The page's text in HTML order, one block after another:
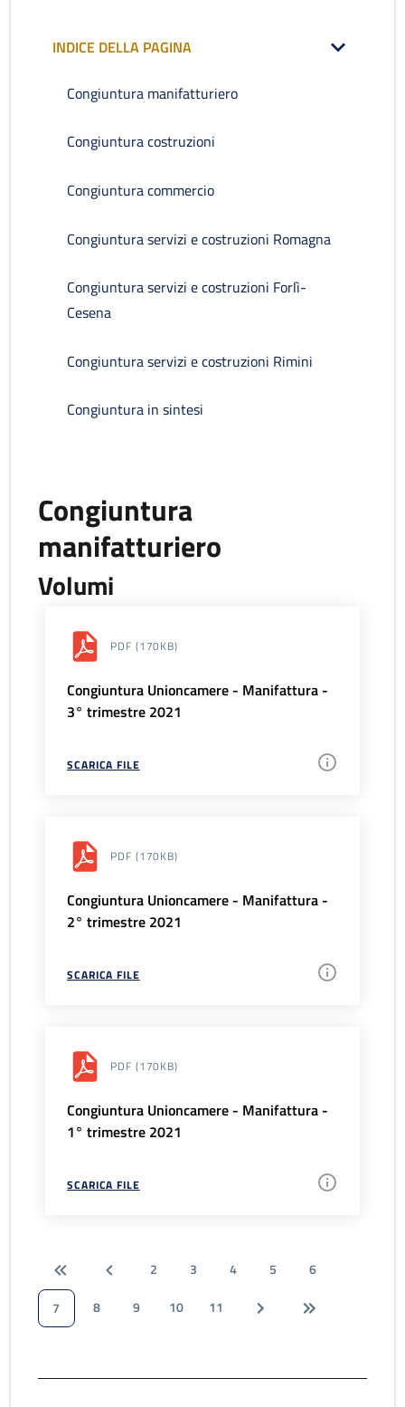
INDICE DELLA PAGINA
Congiuntura manifatturiero
Congiuntura costruzioni
Congiuntura commercio
Congiuntura servizi e costruzioni Romagna
Congiuntura servizi e costruzioni Forlì-
Cesena
Congiuntura servizi e costruzioni Rimini
Congiuntura in sintesi
Congiuntura
manifatturiero
Volumi
PDF (170KB)
Congiuntura Unioncamere - Manifattura -
3° trimestre 2021
SCARICA FILE
PDF (170KB)
Congiuntura Unioncamere - Manifattura -
2° trimestre 2021
SCARICA FILE
PDF (170KB)
Congiuntura Unioncamere - Manifattura -
1° trimestre 2021
SCARICA FILE
2 3 4 5
6
7
8 9 10 11